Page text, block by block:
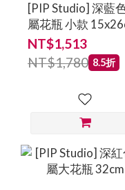
[PIP Studio] 深藍
屬花瓶 小款
NT$1,513
NT$1,780 8.5折